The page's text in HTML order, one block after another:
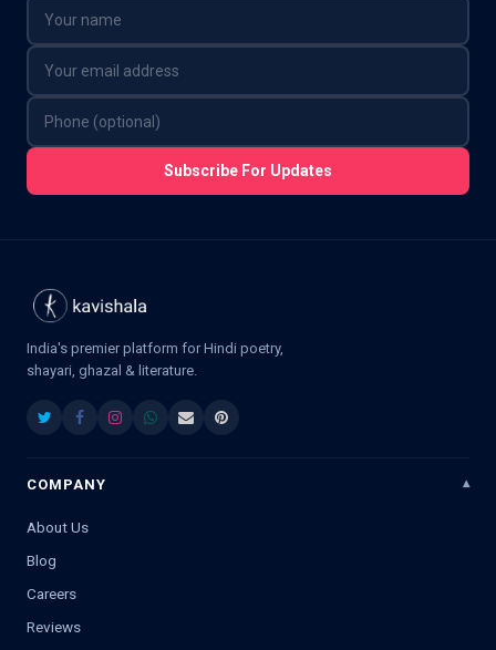
Subscribe For Updates
India's premier platform for Hindi poetry,
shayari, ghazal & literature.
COMPANY
About Us
Blog
Careers
Reviews